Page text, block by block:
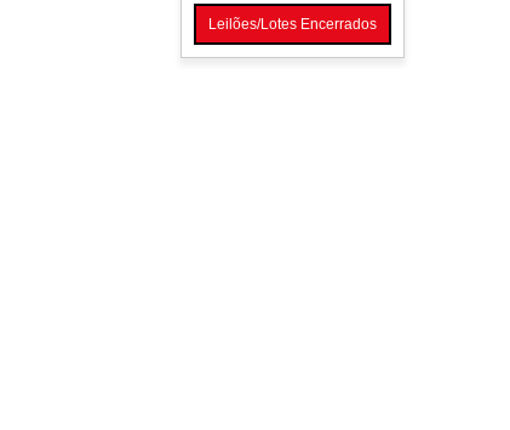
Leilões/Lotes Encerrados